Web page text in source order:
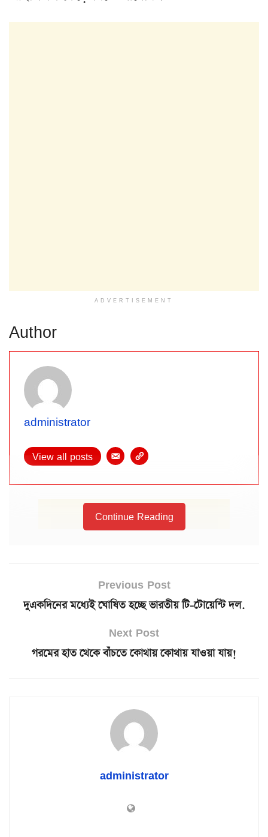
ADVERTISEMENT
Author
administrator
View all posts
Continue Reading
Previous Post
দুএকদিনের মধ্যেই ঘোষিত হচ্ছে ভারতীয় টি-টোয়েন্টি দল.
Next Post
গরমের হাত থেকে বাঁচতে কোথায় কোথায় যাওয়া যায়!
administrator